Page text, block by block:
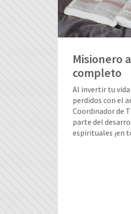
Misionero
completo
Al invertir tu
perdidos con el
Coordinador de
parte del
espirituales ¡en